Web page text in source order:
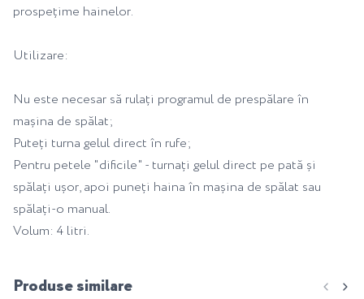
prospețime hainelor.
Utilizare:
Nu este necesar să rulați programul de prespălare în
mașina de spălat;
Puteți turna gelul direct în rufe;
Pentru petele "dificile" - turnați gelul direct pe pată și
spălați ușor, apoi puneți haina în mașina de spălat sau
spălați-o manual.
Volum: 4 litri.
Produse similare